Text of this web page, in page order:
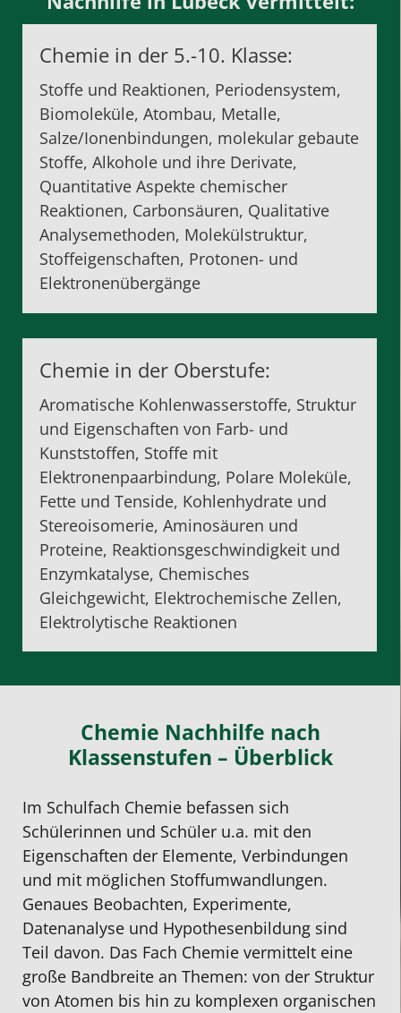
Chemie in der 5.-10. Klasse:
Stoffe und Reaktionen, Periodensystem,
Biomoleküle, Atombau, Metalle,
Salze/Ionenbindungen, molekular gebaute
Stoffe, Alkohole und ihre Derivate,
Quantitative Aspekte chemischer
Reaktionen, Carbonsäuren, Qualitative
Analysemethoden, Molekülstruktur,
Stoffeigenschaften, Protonen- und
Elektronenübergänge
Chemie in der Oberstufe:
Aromatische Kohlenwasserstoffe, Struktur
und Eigenschaften von Farb- und
Kunststoffen, Stoffe mit
Elektronenpaarbindung, Polare Moleküle,
Fette und Tenside, Kohlenhydrate und
Stereoisomerie, Aminosäuren und
Proteine, Reaktionsgeschwindigkeit und
Enzymkatalyse, Chemisches
Gleichgewicht, Elektrochemische Zellen,
Elektrolytische Reaktionen
Chemie Nachhilfe nach
Klassenstufen – Überblick
Im Schulfach Chemie befassen sich
Schülerinnen und Schüler u.a. mit den
Eigenschaften der Elemente, Verbindungen
und mit möglichen Stoffumwandlungen.
Genaues Beobachten, Experimente,
Datenanalyse und Hypothesenbildung sind
Teil davon. Das Fach Chemie vermittelt eine
große Bandbreite an Themen: von der Struktur
von Atomen bis hin zu komplexen organischen